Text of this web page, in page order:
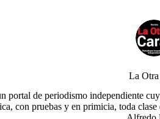
La Otra
portal de periodismo independiente
con pruebas y en primicia, toda